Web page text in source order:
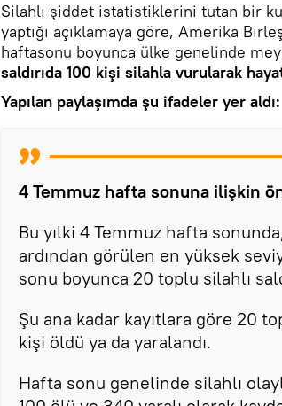
Silahlı şiddet istatistiklerini tutan bir
yaptığı açıklamaya göre, Amerika
haftasonu boyunca ülke genelinde
saldırıda 100 kişi silahla vurularak
Yapılan paylaşımda şu ifadeler yer aldı:
4 Temmuz hafta sonuna ilişkin
Bu yılki 4 Temmuz hafta
ardından görülen en yüksek
sonu boyunca 20 toplu silahlı
Şu ana kadar kayıtlara göre 20
kişi öldü ya da yaralandı.
Hafta sonu genelinde silahlı